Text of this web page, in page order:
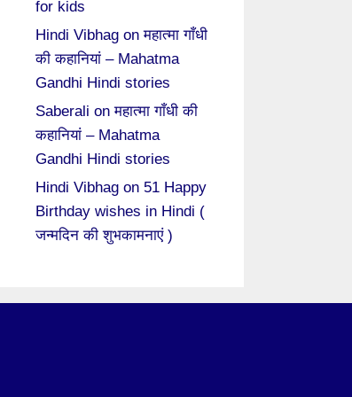
for kids
Hindi Vibhag onमहात्मा गाँधी
की कहानियां – Mahatma
Gandhi Hindi stories
Saberali onमहात्मा गाँधी की
कहानियां – Mahatma
Gandhi Hindi stories
Hindi Vibhag on 51 Happy
Birthday wishes in Hindi (
जन्मदिन की शुभकामनाएं )